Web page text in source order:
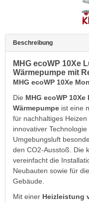
Beschreibung
MHG ecoWP 10Xe
Wärmepumpe mit
MHG ecoWP 10Xe
Die MHG ecoWP
Wärmepumpe ist eine
für nachhaltiges
innovativer
Umgebungsluft
den CO2-Ausstoß. Die
vereinfacht die
Neubauten sowie für
Gebäude.
Mit einer Heizleistung